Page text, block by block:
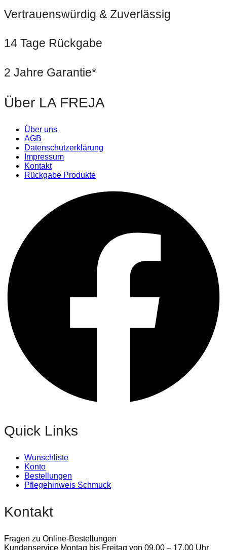
Vertrauenswürdig & Zuverlässig
14 Tage Rückgabe
2 Jahre Garantie*
Über LA FREJA
Über uns
AGB
Datenschutzerklärung
Impressum
Kontakt
Rückgabe Produkte
Quick Links
Wunschliste
Konto
Bestellungen
Pflegehinweis Schmuck
Kontakt
Fragen zu Online-Bestellungen
Kundenservice Montag bis Freitag von 09.00 – 17.00 Uhr